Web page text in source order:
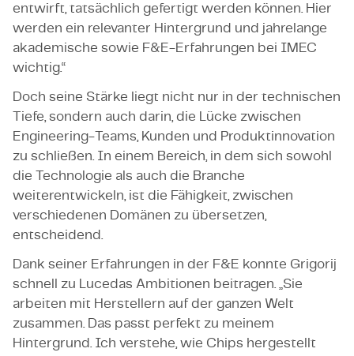
entwirft, tatsächlich gefertigt werden können. Hier
werden ein relevanter Hintergrund und jahrelange
akademische sowie F&E-Erfahrungen bei IMEC
wichtig.“
Doch seine Stärke liegt nicht nur in der technischen
Tiefe, sondern auch darin, die Lücke zwischen
Engineering-Teams, Kunden und Produktinnovation
zu schließen. In einem Bereich, in dem sich sowohl
die Technologie als auch die Branche
weiterentwickeln, ist die Fähigkeit, zwischen
verschiedenen Domänen zu übersetzen,
entscheidend.
Dank seiner Erfahrungen in der F&E konnte Grigorij
schnell zu Lucedas Ambitionen beitragen. „Sie
arbeiten mit Herstellern auf der ganzen Welt
zusammen. Das passt perfekt zu meinem
Hintergrund. Ich verstehe, wie Chips hergestellt